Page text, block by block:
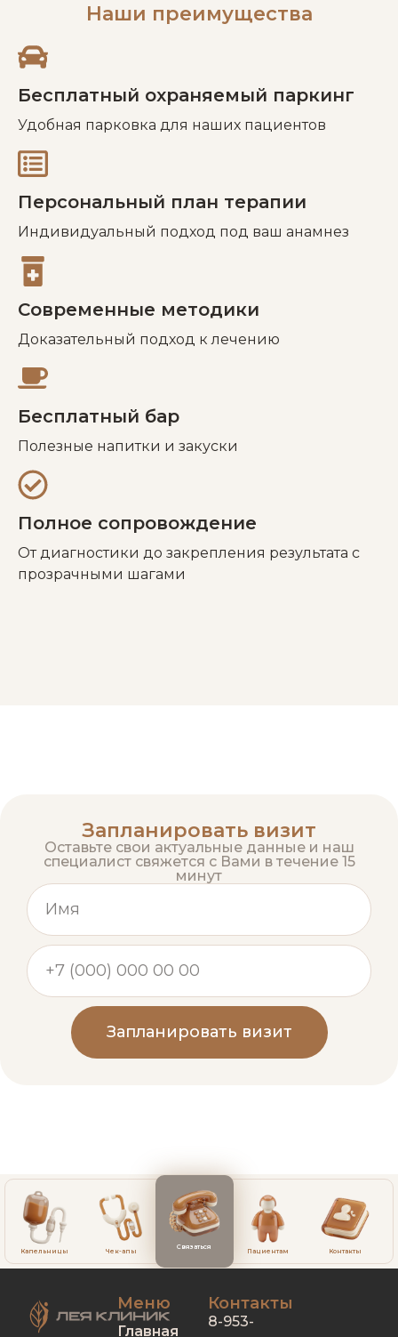
Наши преимущества
Бесплатный охраняемый паркинг
Удобная парковка для наших пациентов
Персональный план терапии
Индивидуальный подход под ваш анамнез
Современные методики
Доказательный подход к лечению
Бесплатный бар
Полезные напитки и закуски
Полное сопровождение
От диагностики до закрепления результата с
прозрачными шагами
Запланировать визит
Оставьте свои актуальные данные и наш
специалист свяжется с Вами в течение 15
минут
Запланировать визит
Капельницы Чек-апы
Связаться
Пациентам Контакты
Меню
Главная
Контакты
8-953-